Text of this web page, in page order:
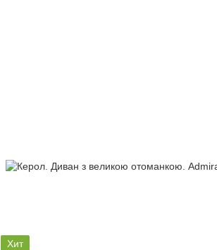
Хит